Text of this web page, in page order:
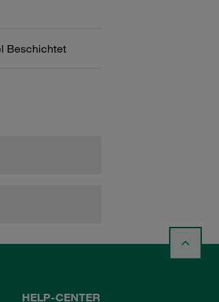
Beschichtet
HELP-CENTER